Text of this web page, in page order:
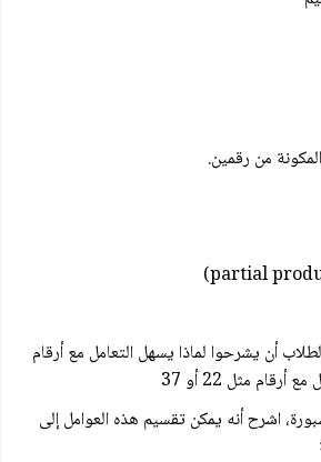
من رقمين.
أن يشرحوا لماذا يسهل التعامل مع أرقام
48 على السبورة، اشرح أنه يمكن تقسيم هذه العوامل إلى